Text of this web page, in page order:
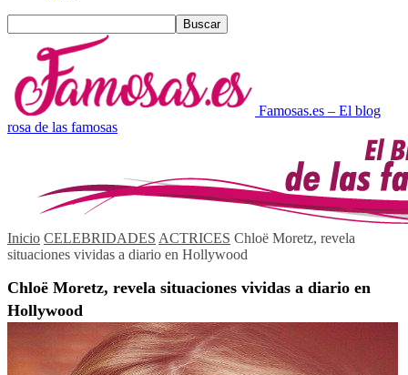
Famosas.es – El blog
rosa de las famosas
Inicio CELEBRIDADES ACTRICES Chloë Moretz, revela
situaciones vividas a diario en Hollywood
Chloë Moretz, revela situaciones vividas a diario en
Hollywood